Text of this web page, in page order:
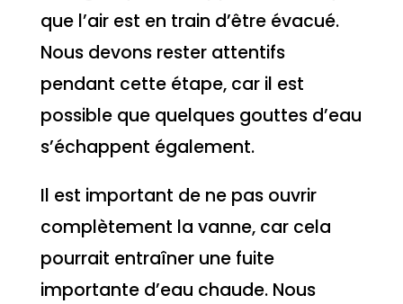
que l’air est en train d’être évacué.
Nous devons rester attentifs
pendant cette étape, car il est
possible que quelques gouttes d’eau
s’échappent également.
Il est important de ne pas ouvrir
complètement la vanne, car cela
pourrait entraîner une fuite
importante d’eau chaude. Nous